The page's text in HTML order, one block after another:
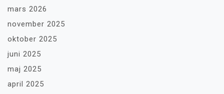
mars 2026
november 2025
oktober 2025
juni 2025
maj 2025
april 2025